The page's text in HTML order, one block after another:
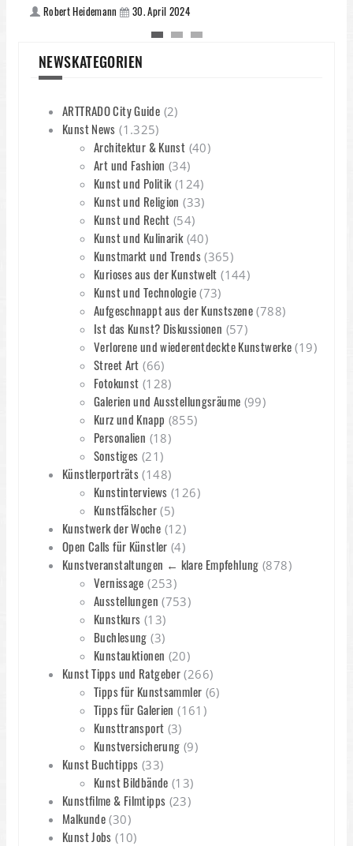
Robert Heidemann 30. April 2024
NEWSKATEGORIEN
ARTTRADO City Guide (2)
Kunst News (1.325)
Architektur & Kunst (40)
Art und Fashion (34)
Kunst und Politik(124)
Kunst und Religion (33)
Kunst und Recht (54)
Kunst und Kulinarik(40)
Kunstmarkt und Trends(365)
Kurioses aus der Kunstwelt (144)
Kunst und Technologie(73)
Aufgeschnappt aus der Kunstszene (788)
Ist das Kunst? Diskussionen (57)
Verlorene und wiederentdeckte Kunstwerke (19)
Street Art (66)
Fotokunst (128)
Galerien und Ausstellungsräume (99)
Kurz und Knapp (855)
Personalien (18)
Sonstiges (21)
Künstlerporträts (148)
Kunstinterviews (126)
Kunstfälscher(5)
Kunstwerk der Woche (12)
Open Calls für Künstler (4)
Kunstveranstaltungen ← klare Empfehlung (878)
Vernissage (253)
Ausstellungen (753)
Kunstkurs (13)
Buchlesung (3)
Kunstauktionen (20)
Kunst Tipps und Ratgeber (266)
Tipps für Kunstsammler (6)
Tipps für Galerien (161)
Kunsttransport (3)
Kunstversicherung (9)
Kunst Buchtipps (33)
Kunst Bildbände (13)
Kunstfilme & Filmtipps (23)
Malkunde (30)
Kunst Jobs (10)